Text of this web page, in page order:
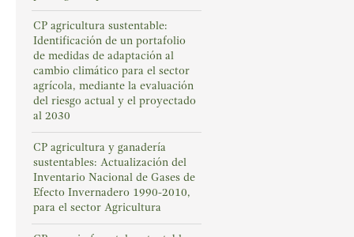
CP agricultura sustentable:
Identificación de un portafolio
de medidas de adaptación al
cambio climático para el sector
agrícola, mediante la evaluación
del riesgo actual y el proyectado
al 2030
CP agricultura y ganadería
sustentables: Actualización del
Inventario Nacional de Gases de
Efecto Invernadero 1990-2010,
para el sector Agricultura